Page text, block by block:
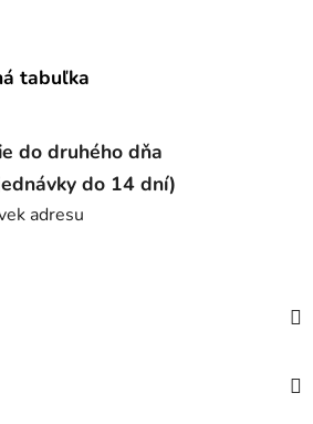
tabuľka
do druhého dňa
do 14 dní)
adresu